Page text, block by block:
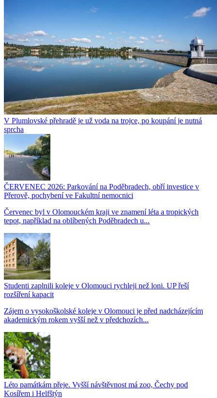
V Plumlovské přehradě je už voda na trojce, po koupání je nutná
sprcha
ČERVENEC 2026: Parkování na Poděbradech, obří investice v
Přerově, pochybení ve Fakultní nemocnici
Červenec byl v Olomouckém kraji ve znamení léta a tropických
tepot, například na oblíbených Poděbradech u...
Studenti zaplnili koleje v Olomouci rychleji než loni. UP řeší
rozšíření kapacit
Zájem o vysokoškolské koleje v Olomouci je před nadcházejícím
akademickým rokem vyšší než v předchozích...
Léto památkám přeje. Vyšší návštěvnost má zoo, Čechy pod
Kosířem i Helfštýn